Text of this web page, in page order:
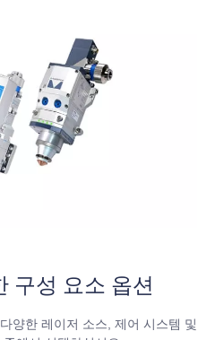
구성 요소 옵션
양한 레이저 소스, 제어 시스템 및